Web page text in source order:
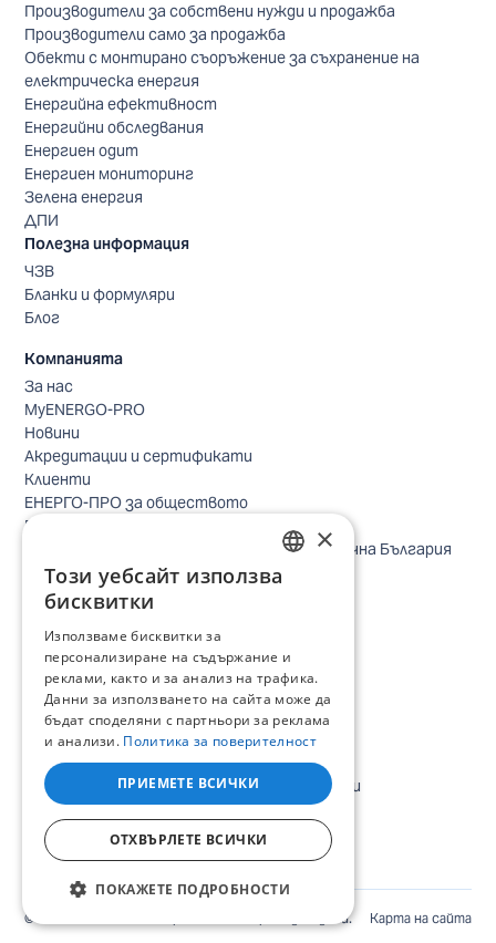
Производители за собствени нужди и продажба
Производители само за продажба
Обекти с монтирано съоръжение за съхранение на
електрическа енергия
Енергийна ефективност
Енергийни обследвания
Енергиен одит
Енергиен мониторинг
Зелена енергия
ДПИ
Полезна информация
ЧЗВ
Бланки и формуляри
Блог
Компанията
За нас
MyENERGO-PRO
Новини
Акредитации и сертификати
Клиенти
ЕНЕРГО-ПРО за обществото
Реализирани проекти
Безопасно небе за птиците в Североизточна България
Безопасност
Контакти бизнес клиенти
Локации
Кариери
Процес по подбор
IT и дигитална трансформация
Търговия
Административна позиция
Електроинженери, електротехници и други
Стажански програми
Всички отворени позиции
© ЕНЕРГО-ПРО Варна. Всички права запазени. Карта на сайта
BULGARIAN
×
Този уебсайт използва
бисквитки
Използваме бисквитки за
персонализиране на съдържание и
реклами, както и за анализ на трафика.
Данни за използването на сайта може да
бъдат споделяни с партньори за реклама
и анализи. Политика за поверителност
ПРИЕМЕТЕ ВСИЧКИ
ОТХВЪРЛЕТЕ ВСИЧКИ
ПОКАЖЕТЕ ПОДРОБНОСТИ